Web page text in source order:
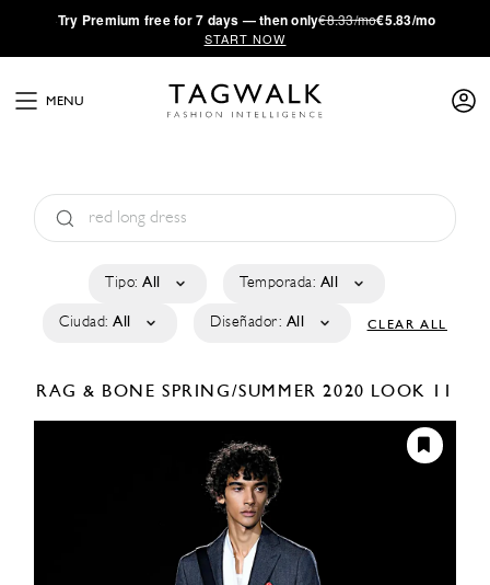
·Try Premium free for 7 days — then only€8.33/mo€5.83/mo
START NOW
MENU
Tipo: All Temporada: All
Ciudad: All Diseñador: All CLEAR ALL
RAG & BONE SPRING/SUMMER 2020 LOOK 11